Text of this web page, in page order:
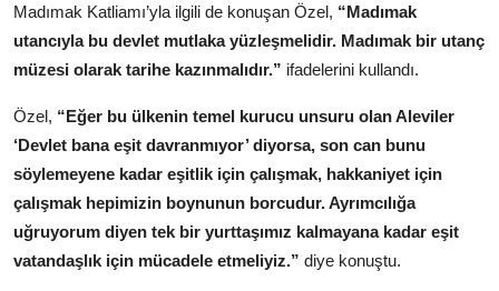
Madımak Katliamı’yla ilgili de konuşan Özel, “Madımak
utancıyla bu devlet mutlaka yüzleşmelidir. Madımak bir utanç
müzesi olarak tarihe kazınmalıdır.” ifadelerini kullandı.
Özel, “Eğer bu ülkenin temel kurucu unsuru olan Aleviler
‘Devlet bana eşit davranmıyor’ diyorsa, son can bunu
söylemeyene kadar eşitlik için çalışmak, hakkaniyet için
çalışmak hepimizin boynunun borcudur. Ayrımcılığa
uğruyorum diyen tek bir yurttaşımız kalmayana kadar eşit
vatandaşlık için mücadele etmeliyiz.” diye konuştu.